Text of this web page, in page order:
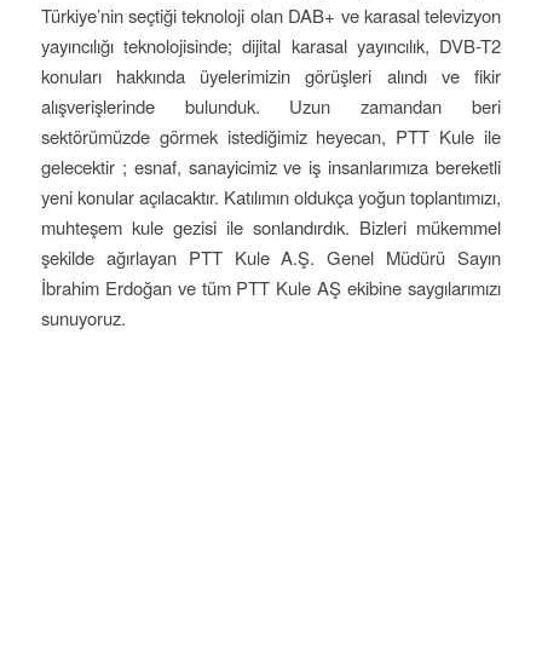
Türkiye’nin seçtiği teknoloji olan DAB+ ve karasal televizyon
yayıncılığı teknolojisinde; dijital karasal yayıncılık, DVB-T2
konuları hakkında üyelerimizin görüşleri alındı ve fikir
alışverişlerinde bulunduk. Uzun zamandan beri
sektörümüzde görmek istediğimiz heyecan, PTT Kule ile
gelecektir ; esnaf, sanayicimiz ve iş insanlarımıza bereketli
yeni konular açılacaktır. Katılımın oldukça yoğun toplantımızı,
muhteşem kule gezisi ile sonlandırdık. Bizleri mükemmel
şekilde ağırlayan PTT Kule A.Ş. Genel Müdürü Sayın
İbrahim Erdoğan ve tüm PTT Kule AŞ ekibine saygılarımızı
sunuyoruz.